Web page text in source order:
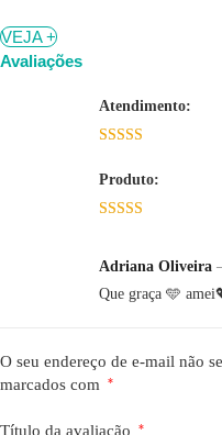
VEJA +
Avaliações
Atendimento:
Produto:
Adriana Oliveira
Que graça 🩵
O seu endereço de e-mail não
marcados com
*
Título da avaliação *